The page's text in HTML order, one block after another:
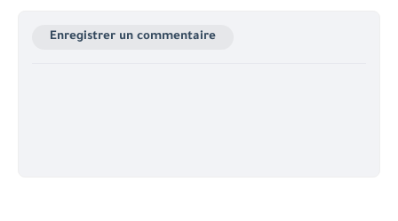
Enregistrer un commentaire